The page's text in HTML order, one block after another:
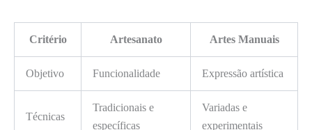
Critério Artesanato Artes Manuais
Objetivo Funcionalidade Expressão artística
Técnicas
Tradicionais e
específicas
Variadas e
experimentais